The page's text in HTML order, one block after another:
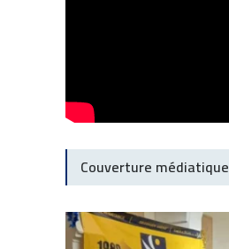
Couverture médiatique